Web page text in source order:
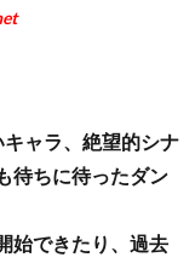
一
ャラ、絶望的シナ
待ちに待ったダン
始できたり、過去